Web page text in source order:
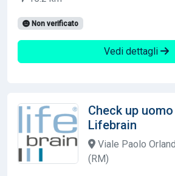
Non verificato
Vedi dettagli
Check up
Lifebrain
Viale Paolo
(RM)